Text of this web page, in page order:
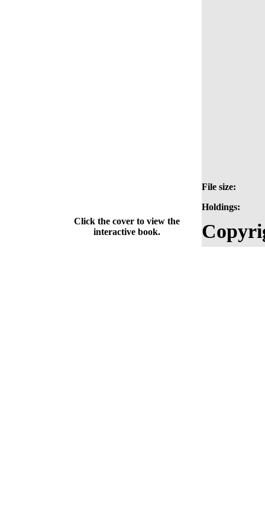
File size:
Holdings:
Click the cover to view the
interactive book.